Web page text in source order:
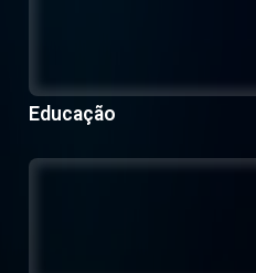
Educação